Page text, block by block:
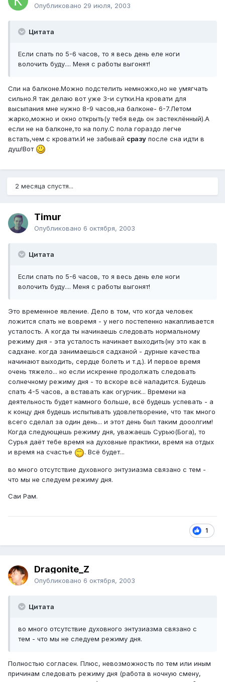
Опубликовано 29 июля, 2003
Цитата
Если спать по 5-6 часов, то я весь день еле ноги
волочить буду.... Меня с работы выгонят!
Спи на балконе.Можно подстелить немножко,но не умягчать
сильно.Я так делаю вот уже 3-и сутки.На кровати для
высыпания мне нужно 8-9 часов,на балконе- 6-7.Летом
жарко,можно и окно открыть(у тебя ведь он застеклённый).А
если не на балконе,то на полу.С пола гораздо легче
встать,чем с кровати.И не забывай сразу после сна идти в
душ!Вот
2 месяца спустя...
Timur
Опубликовано 6 октября, 2003
Цитата
Если спать по 5-6 часов, то я весь день еле ноги
волочить буду.... Меня с работы выгонят!
Это временное явление. Дело в том, что когда человек
ложится спать не вовремя - у него постепенно накапливается
усталость. А когда ты начинаешь следовать нормальному
режиму дня - эта усталость начинает выходить(ну это как в
садхане. когда занимаешься садханой - дурные качества
начинают выходить, сердце болеть и т.д.). И первое время
очень тяжело... но если искренне продолжать следовать
солнечному режиму дня - то вскоре всё наладится. Будешь
спать 4-5 часов, а вставать как огурчик... Времени на
деятельность будет намного больше, всё будешь успевать - а
к концу дня будешь испытывать удовлетворение, что так много
всего сделал за один день... и этот день был таким дооолгим!
Когда следующешь режиму дня, уважаешь Сурью(Бога), то
Сурья даёт тебе время на духовные практики, время на отдых
и время на счастье
. Всё будет...
во много отсутствие духовного энтузиазма связано с тем -
что мы не следуем режиму дня.
Саи Рам.
1
Dragonite_Z
Опубликовано 6 октября, 2003
Цитата
во много отсутствие духовного энтузиазма связано с
тем - что мы не следуем режиму дня.
Полностью согласен. Плюс, невозможность по тем или иным
причинам следовать режиму дня (работа в ночную смену,